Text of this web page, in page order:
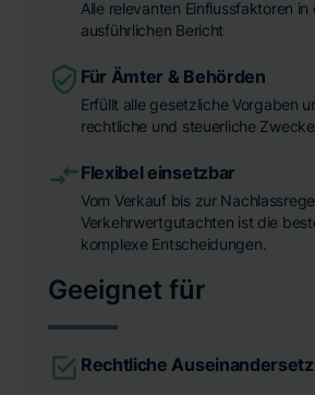
Alle relevanten Einflussfaktoren in
ausführlichen Bericht
Für Ämter & Behörden
Erfüllt alle gesetzliche Vorgaben
rechtliche und steuerliche
Flexibel einsetzbar
Vom Verkauf bis zur
Verkehrwertgutachten ist die
komplexe Entscheidungen.
Geeignet für
Rechtliche